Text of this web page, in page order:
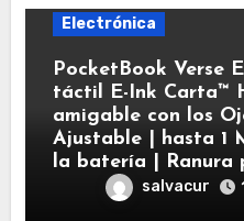
Electrónica
PocketBook Verse
táctil E-Ink Carta™
amigable con los
Ajustable | hasta 1
la batería | Ranura
salvacur